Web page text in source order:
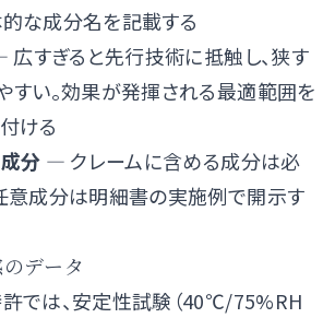
な成分名を記載する
広すぎると先行技術に抵触し、狭す
すい。効果が発揮される最適範囲を
ける
分 — クレームに含める成分は必
意成分は明細書の実施例で開示す
データ
では、安定性試験（40℃/75%RH